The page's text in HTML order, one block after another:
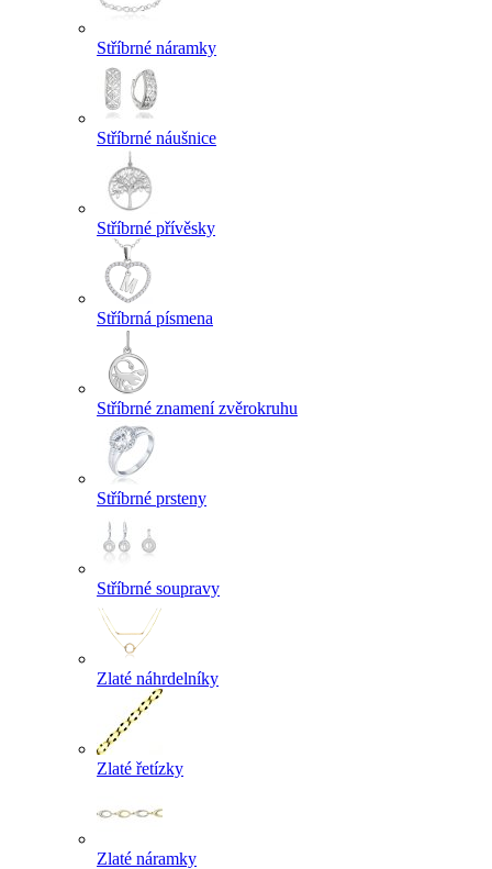
Stříbrné náramky
Stříbrné náušnice
Stříbrné přívěsky
Stříbrná písmena
Stříbrné znamení zvěrokruhu
Stříbrné prsteny
Stříbrné soupravy
Zlaté náhrdelníky
Zlaté řetízky
Zlaté náramky